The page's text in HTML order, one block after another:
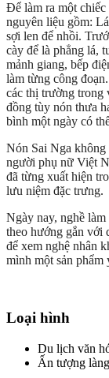
Để làm ra một chiếc
nguyên liệu gồm:
sợi len để nhồi.
cày để là phẳng lá,
mảnh giang, bếp
làm từng công
các thị trường trong
đồng tùy nón thưa
bình một ngày có
Nón Sai Nga không
người phụ nữ Việt
đã từng xuất hiện
lưu niệm đặc trưng.
Ngày nay, nghề
theo hướng gắn với
để xem nghệ nhân
mình một sản phẩm
Loại hình
Du lịch văn
Ấn tượng